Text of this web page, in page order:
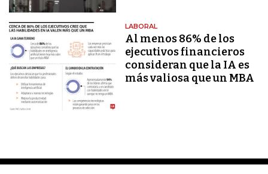
LABORAL
Al menos 86% de los
ejecutivos financieros
consideran que la IA es
más valiosa que un MBA